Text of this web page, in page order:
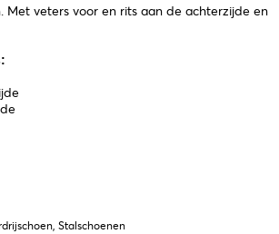
Met veters voor en rits aan de achterzijde en
Stalschoenen